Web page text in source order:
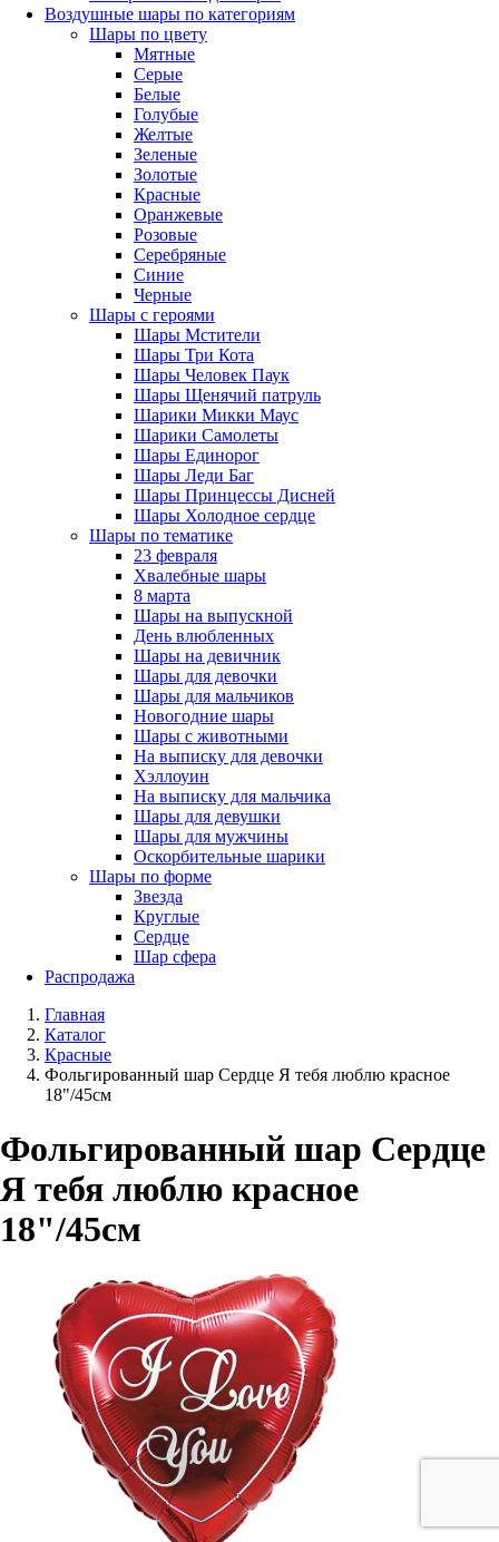
Воздушные шары по категориям
Шары по цвету
Мятные
Серые
Белые
Голубые
Желтые
Зеленые
Золотые
Красные
Оранжевые
Розовые
Серебряные
Синие
Черные
Шары с героями
Шары Мстители
Шары Три Кота
Шары Человек Паук
Шары Щенячий патруль
Шарики Микки Маус
Шарики Самолеты
Шары Единорог
Шары Леди Баг
Шары Принцессы Дисней
Шары Холодное сердце
Шары по тематике
23 февраля
Хвалебные шары
8 марта
Шары на выпускной
День влюбленных
Шары на девичник
Шары для девочки
Шары для мальчиков
Новогодние шары
Шары с животными
На выписку для девочки
Хэллоуин
На выписку для мальчика
Шары для девушки
Шары для мужчины
Оскорбительные шарики
Шары по форме
Звезда
Круглые
Сердце
Шар сфера
Распродажа
Главная
Каталог
Красные
Фольгированный шар Сердце Я тебя люблю красное
18"/45см
Фольгированный шар Сердце
Я тебя люблю красное
18"/45см